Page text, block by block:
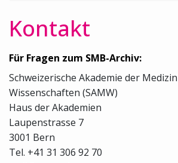
Kontakt
Für Fragen zum SMB-Archiv:
Schweizerische Akademie der
Wissenschaften (SAMW)
Haus der Akademien
Laupenstrasse 7
3001 Bern
Tel. +41 31 306 92 70